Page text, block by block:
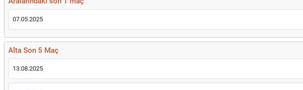
07.05.2025
Alta Son 5 Maç
13.08.2025